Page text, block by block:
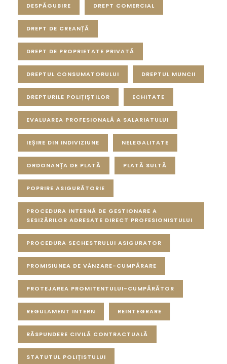
DESPĂGUBIRE DREPT COMERCIAL
DREPT DE CREANȚĂ
DREPT DE PROPRIETATE PRIVATĂ
DREPTUL CONSUMATORULUI DREPTUL MUNCII
DREPTURILE POLIȚIȘTILOR ECHITATE
EVALUAREA PROFESIONALĂ A SALARIATULUI
IEȘIRE DIN INDIVIZIUNE NELEGALITATE
ORDONANȚA DE PLATĂ PLATĂ SULTĂ
POPRIRE ASIGURĂTORIE
PROCEDURA INTERNĂ DE GESTIONARE A
SESIZĂRILOR ADRESATE DIRECT PROFESIONISTULUI
PROCEDURA SECHESTRULUI ASIGURATOR
PROMISIUNEA DE VÂNZARE-CUMPĂRARE
PROTEJAREA PROMITENTULUI-CUMPĂRĂTOR
REGULAMENT INTERN REINTEGRARE
RĂSPUNDERE CIVILĂ CONTRACTUALĂ
STATUTUL POLIȚISTULUI